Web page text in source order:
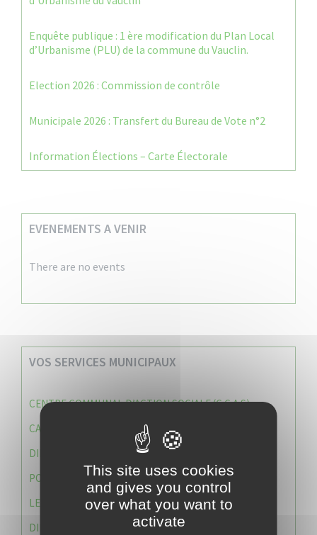
Enquête publique : 1 ère modification du Plan Local
d’Urbanisme (PLU) de la commune du Vauclin.
Election 2026 : Commission de contrôle
Municipale 2026 : Transfert du Bureau de Vote n°2
Information Élections – Carte Électorale
EVENEMENTS A VENIR
There are no events
VOS SERVICES MUNICIPAUX
CENTRE COMMUNAL D’ACTION SOCIALE (C.C.A.S)
CAISSE DES ÉCOLES
DIRECTION DES SERVICES TECHNIQUES
POLICE MUNICIPALE
LE CABINET DU MAIRE
DIRECTION DES RESSOURCES ET MOYENS
This site uses cookies
and gives you control
over what you want to
activate